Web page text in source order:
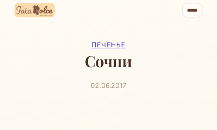
Перейти
ПЕЧЕНЬЕ
Сочни
02.06.2017